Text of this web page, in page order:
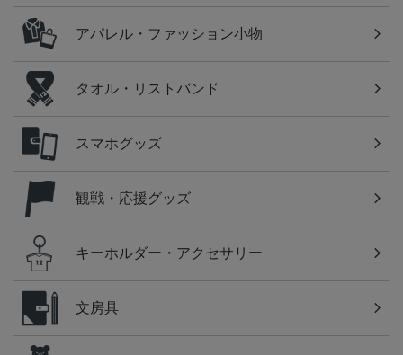
アパレル・ファッション小物
タオル・リストバンド
スマホグッズ
観戦・応援グッズ
キーホルダー・アクセサリー
文房具